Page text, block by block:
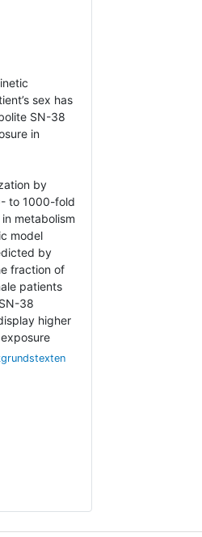
sex has
SN-38
in
by
to 1000-fold
metabolism
model
by
fraction of
patients
38
higher